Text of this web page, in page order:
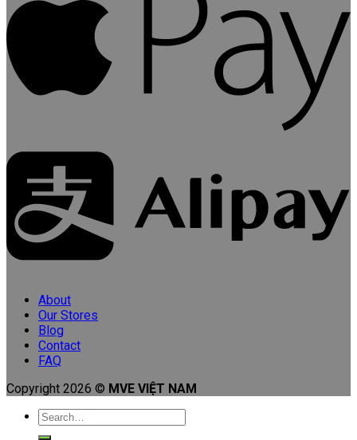
About
Our Stores
Blog
Contact
FAQ
Copyright 2026 © MVE VIỆT NAM
Search